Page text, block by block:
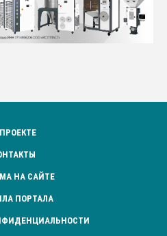
НА САЙТЕ
ПОРТАЛА